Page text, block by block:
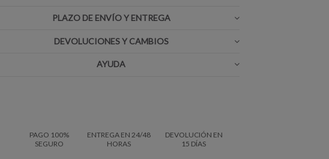
PLAZO DE ENVÍO Y ENTREGA
DEVOLUCIONES Y CAMBIOS
AYUDA
PAGO 100%
SEGURO
ENTREGA EN 24/48
HORAS
DEVOLUCIÓN EN
15 DÍAS